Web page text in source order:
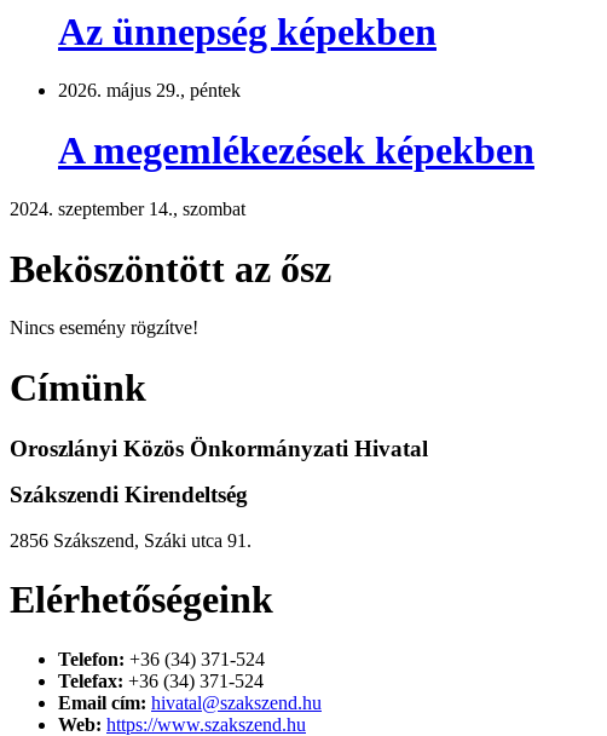
Az ünnepség képekben
2026. május 29., péntek
A megemlékezések képekben
2024. szeptember 14., szombat
Beköszöntött az ősz
Nincs esemény rögzítve!
Címünk
Oroszlányi Közös Önkormányzati Hivatal
Szákszendi Kirendeltség
2856 Szákszend, Száki utca 91.
Elérhetőségeink
Telefon: +36 (34) 371-524
Telefax: +36 (34) 371-524
Email cím: hivatal@szakszend.hu
Web: https://www.szakszend.hu